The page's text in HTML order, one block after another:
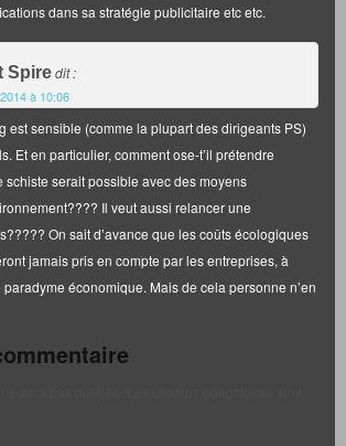
dans sa stratégie publicitaire etc etc.
Spiredit :
à 10:06
est sensible (comme la plupart des dirigeants PS)
Et en particulier, comment ose-t’il prétendre
schiste serait possible avec des moyens
Il veut aussi relancer une
On sait d’avance que les coûts écologiques
jamais pris en compte par les entreprises, à
économique. Mais de cela personne n’en